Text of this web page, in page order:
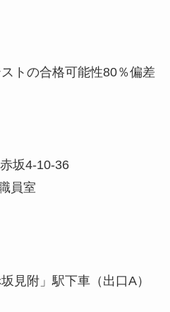
トの合格可能性80％偏差
坂4-10-36
員室
見附」駅下車（出口A）